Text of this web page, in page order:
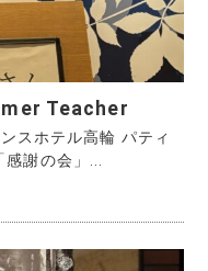
Teacher
スホテル高輪 パティ
感謝の会」...